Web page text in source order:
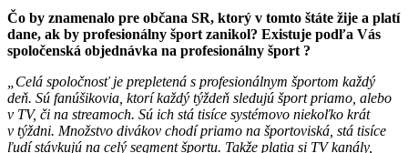
Čo by znamenalo pre občana SR, ktorý v tomto štáte žije a platí
dane, ak by profesionálny šport zanikol? Existuje podľa Vás
spoločenská objednávka na profesionálny šport ?
„Celá spoločnosť je prepletená s profesionálnym športom každý
deň. Sú fanúšikovia, ktorí každý týždeň sledujú šport priamo, alebo
v TV, či na streamoch. Sú ich stá tisíce systémovo niekoľko krát
v týždni. Množstvo divákov chodí priamo na športoviská, stá tisíce
ľudí stávkujú na celý segment športu. Takže platia si TV kanály,